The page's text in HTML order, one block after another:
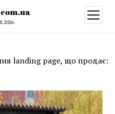
меню
landing page, що продає: